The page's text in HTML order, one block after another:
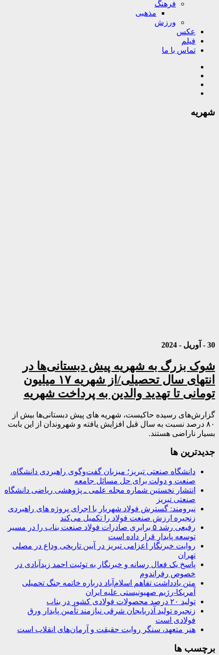
فرهنگ
مذهبی
ورزش
عکس
فیلم
تماس با ما
شهریه
30 - آوریل - 2024
شوک بزرگ به شهریه پیش دبستانی‌ها در
انتهای سال تحصیلی/از شهریه ۱۷ میلیون
تومانی تا تهدید والدین به پرداخت شهریه
گزارش‌های رسیده حاکیست، شهریه های پیش دبستانی‌ها بیش از
۸۰ درصد نسبت به سال قبل افزایش یافته و شهروندان از این بابت
بسیار ناراضی هستند.
جديدترين ها
دانشگاه صنعتی تبریز؛ میزبان گفت‌وگوی راهبردی دانشگاه،
صنعت و دولت برای حل مسائل جامعه
انتشار نخستین شماره مجله علمی ـ پژوهشی ریاضی دانشگاه
صنعتی تبریز
نیرومند: گسترش فولاد شهریار با اجرای پروژه های راهبردی
زنجیره ارزش صنعت فولاد را تکمیل می‌کند
رفیعی رشد ۵ برابری صادرات فولاد صنعت بناب را در مسیر
توسعه پایدار قرار داده است
روایت خبرنگار اعزامی تبریز در آیین تاریخی وداع در مصلی
تهران
پاسخ یک فعال رسانه و خبرنگار به توئیت احمد زیدآبادی در
خصوص رفراندوم
متن یادداشت تفاهم اسلام‌آباد درباره خاتمه جنگ تحمیلی
آمریکا-رژیم صهیونیستی علیه ایران
تولید ۲۰ درصد محصولات فولادی کشور در بناب
زنجیره تولید آذربایجان شرقی نیازمند تأمین پایدار ورق
فولادی است
هنر متعهد، سنگر روایت حقیقت و آرمان‌های انقلاب است
برچسب ها